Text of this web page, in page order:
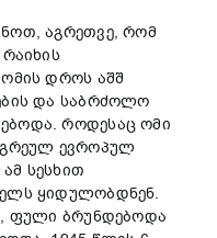
აგრეთვე, რომ
დროს აშშ
და საბრძოლო
როდესაც ომი
ევროპულ
სესხით
ყიდულობდნენ.
ფული ბრუნდებოდა